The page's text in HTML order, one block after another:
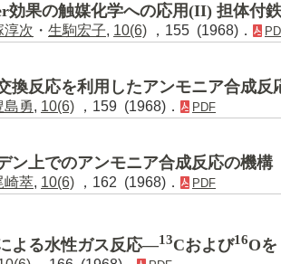
効果の触媒化学への応用(II) 担体付
淳次 ・ 生駒宏子, 10(6) ，155 (1968)．
換反応を利用したアンモニア合成反
島勇, 10(6) ，159 (1968)． PDF
ン上でのアンモニア合成反応の機構
崎萃, 10(6) ，162 (1968)． PDF
よる水性ガス反応―13Cおよび16O